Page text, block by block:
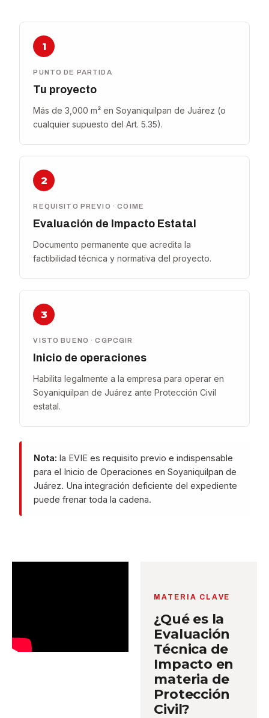
1
PUNTO DE PARTIDA
Tu proyecto
Más de 3,000 m² en Soyaniquilpan de Juárez (o
cualquier supuesto del Art. 5.35).
2
REQUISITO PREVIO · COIME
Evaluación de Impacto Estatal
Documento permanente que acredita la
factibilidad técnica y normativa del proyecto.
3
VISTO BUENO · CGPCGIR
Inicio de operaciones
Habilita legalmente a la empresa para operar en
Soyaniquilpan de Juárez ante Protección Civil
estatal.
Nota: la EVIE es requisito previo e indispensable
para el Inicio de Operaciones en Soyaniquilpan de
Juárez. Una integración deficiente del expediente
puede frenar toda la cadena.
MATERIA CLAVE
¿Qué es la
Evaluación
Técnica de
Impacto en
materia de
Protección
Civil?